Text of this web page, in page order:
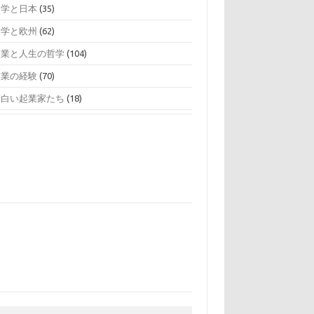
と日本 (35)
と欧州 (62)
と人生の哲学 (104)
の経験 (70)
い起業家たち (18)